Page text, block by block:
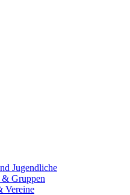
Jugendliche
Gruppen
Vereine